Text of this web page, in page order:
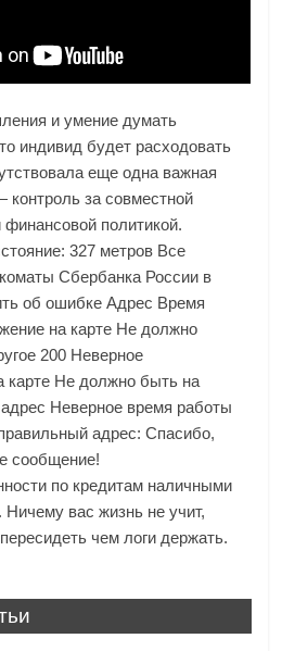
и умение думать
индивид будет расходовать
еще одна важная
за совместной
финансовой политикой.
327 метров Все
Сбербанка России в
об ошибке Адрес Время
на карте Не должно
200 Неверное
карте Не должно быть на
Неверное время работы
адрес: Спасибо,
сообщение!
по кредитам наличными
Ничему вас жизнь не учит,
чем логи держать.